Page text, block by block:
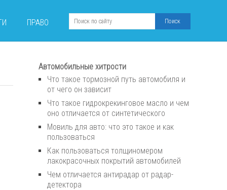
ПРАВО
Автомобильные хитрости
Что такое тормозной путь автомобиля и
от чего он зависит
Что такое гидрокрекинговое масло и чем
оно отличается от синтетического
Мовиль для авто: что это такое и как
пользоваться
Как пользоваться толщиномером
лакокрасочных покрытий автомобилей
Чем отличается антирадар от радар-
детектора